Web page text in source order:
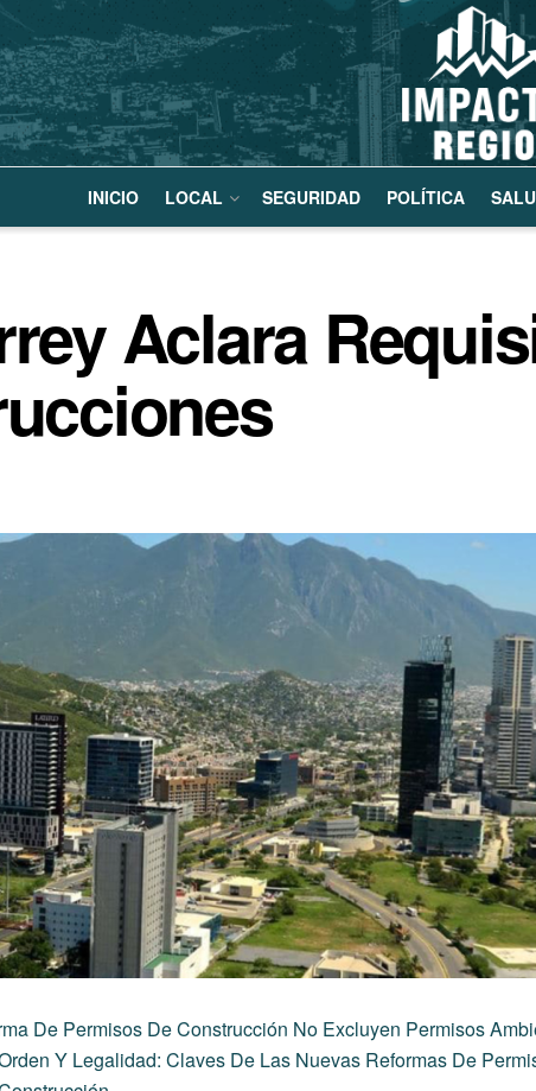
INICIO LOCAL SEGURIDAD POLÍTICA
Aclara
De Permisos De Construcción No Excluyen Permisos
Y Legalidad: Claves De Las Nuevas Reformas De